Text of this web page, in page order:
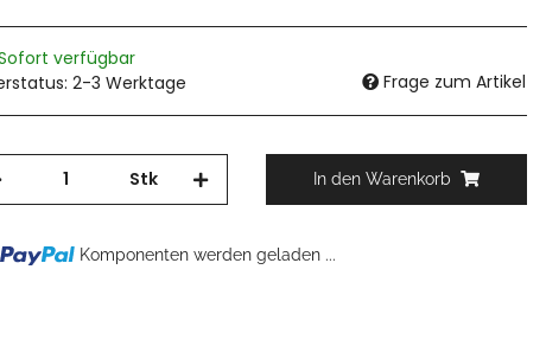
verfügbar
2-3 Werktage
Frage zum Artikel
Stk In den Warenkorb
Komponenten werden geladen ...